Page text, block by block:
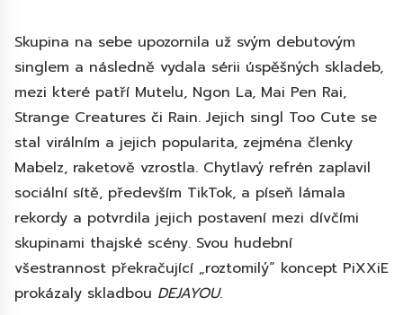
Skupina na sebe upozornila už svým debutovým
singlem a následně vydala sérii úspěšných skladeb,
mezi které patří Mutelu, Ngon La, Mai Pen Rai,
Strange Creatures či Rain. Jejich singl Too Cute se
stal virálním a jejich popularita, zejména členky
Mabelz, raketově vzrostla. Chytlavý refrén zaplavil
sociální sítě, především TikTok, a píseň lámala
rekordy a potvrdila jejich postavení mezi dívčími
skupinami thajské scény. Svou hudební
všestrannost překračující „roztomilý“ koncept PiXXiE
prokázaly skladbou DEJAYOU.